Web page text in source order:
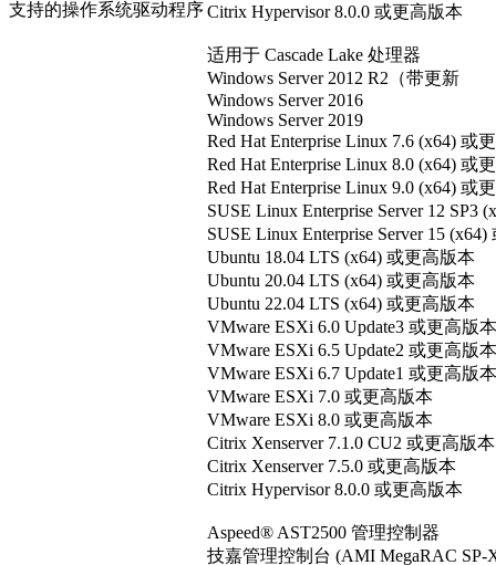
支持的操作系统驱动程序Citrix Hypervisor 8.0.0 或更高版本
适用于 Cascade Lake 处理器
Windows Server 2012 R2（带更新
Windows Server 2016
Windows Server 2019
Red Hat Enterprise Linux 7.6 (x64) 或
Red Hat Enterprise Linux 8.0 (x64) 或
Red Hat Enterprise Linux 9.0 (x64) 或
SUSE Linux Enterprise Server 12 SP3
SUSE Linux Enterprise Server 15
Ubuntu 18.04 LTS (x64) 或更高版本
Ubuntu 20.04 LTS (x64) 或更高版本
Ubuntu 22.04 LTS (x64) 或更高版本
VMware ESXi 6.0 Update3 或更高版本
VMware ESXi 6.5 Update2 或更高版本
VMware ESXi 6.7 Update1 或更高版本
VMware ESXi 7.0 或更高版本
VMware ESXi 8.0 或更高版本
Citrix Xenserver 7.1.0 CU2 或更高版本
Citrix Xenserver 7.5.0 或更高版本
Citrix Hypervisor 8.0.0 或更高版本
Aspeed® AST2500 管理控制器
技嘉管理控制台 (AMI MegaRAC SP-